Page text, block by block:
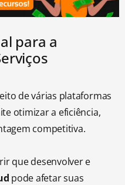
para a
de várias plataformas
otimizar a eficiência,
competitiva.
que desenvolver e
pode afetar suas